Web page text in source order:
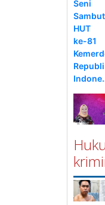
Seni
Sambut
HUT
ke-81